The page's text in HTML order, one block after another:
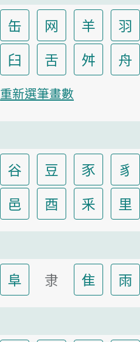
缶 网 羊 羽
臼 舌 舛 舟
重新選筆畫數
谷 豆 豕 豸
邑 酉 釆 里
阜 隶 隹 雨